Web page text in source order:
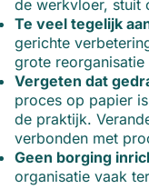
de werkvloer, stuit
Te veel tegelijk
gerichte
grote
Vergeten dat
proces op papier
de praktijk.
verbonden met
Geen borging
organisatie vaak